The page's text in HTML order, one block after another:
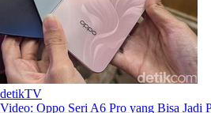
detikTV
Video: Oppo Seri A6 Pro yang Bisa Jadi